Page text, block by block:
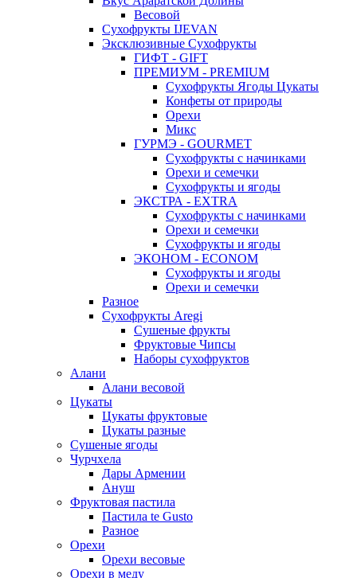
Весовой
Сухофрукты IJEVAN
Эксклюзивные Сухофрукты
ГИФТ - GIFT
ПРЕМИУМ - PREMIUM
Сухофрукты Ягоды Цукаты
Конфеты от природы
Орехи
Микс
ГУРМЭ - GOURMET
Сухофрукты с начинками
Орехи и семечки
Сухофрукты и ягоды
ЭКСТРА - EXTRA
Сухофрукты с начинками
Орехи и семечки
Сухофрукты и ягоды
ЭКОНОМ - ECONOM
Сухофрукты и ягоды
Орехи и семечки
Разное
Сухофрукты Aregi
Сушеные фрукты
Фруктовые Чипсы
Наборы сухофруктов
Алани
Алани весовой
Цукаты
Цукаты фруктовые
Цукаты разные
Сушеные ягоды
Чурчхела
Дары Армении
Ануш
Фруктовая пастила
Пастила te Gusto
Разное
Орехи
Орехи весовые
Орехи в меду